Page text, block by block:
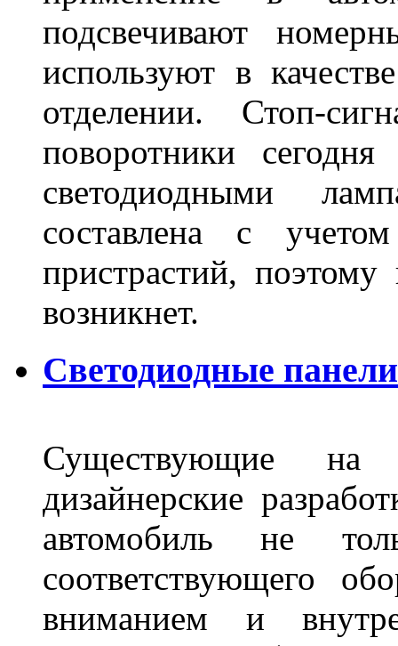
подсвечивают
используют в
отделении. Стоп-
поворотники
светодиодными
составлена с
пристрастий,
возникнет.
Светодиодные
Существующие
дизайнерские
автомобиль не
соответствующего
вниманием и